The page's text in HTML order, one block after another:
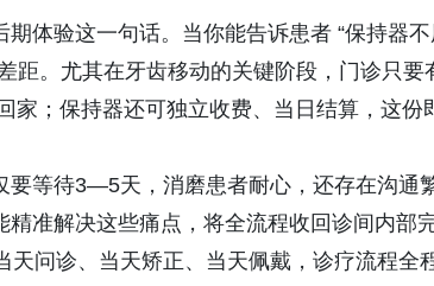
体验这一句话。当你能告诉患者 “保持器
距。尤其在牙齿移动的关键阶段，门诊只要
家；保持器还可独立收费、当日结算，这份
要等待3—5天，消磨患者耐心，还存在沟通
准解决这些痛点，将全流程收回诊间内部
问诊、当天矫正、当天佩戴，诊疗流程全